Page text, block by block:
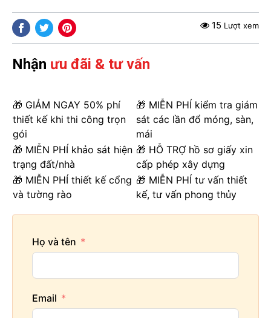
15 Lượt xem
Nhận ưu đãi & tư vấn
🎁 GIẢM NGAY 50% phí
thiết kế khi thi công trọn
gói
🎁 MIỄN PHÍ kiểm tra giám
sát các lần đổ móng, sàn,
mái
🎁 MIỄN PHÍ khảo sát hiện
trạng đất/nhà
🎁 HỖ TRỢ hồ sơ giấy xin
cấp phép xây dựng
🎁 MIỄN PHÍ thiết kế cổng
và tường rào
🎁 MIỄN PHÍ tư vấn thiết
kế, tư vấn phong thủy
Họ và tên
Email